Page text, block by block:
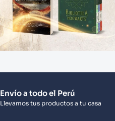
Envío a todo el Perú
Llevamos tus productos a tu casa